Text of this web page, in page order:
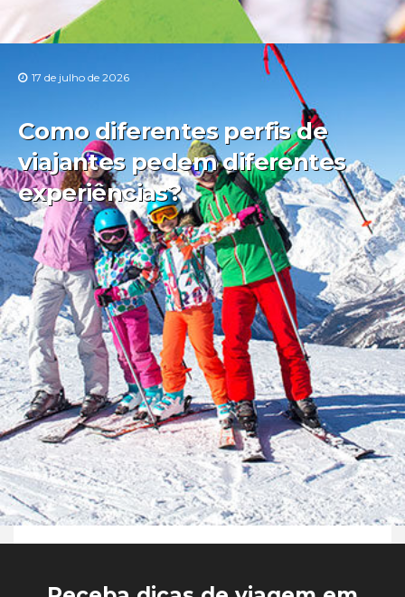
17 de julho de 2026
Como diferentes perfis de
viajantes pedem diferentes
experiências?